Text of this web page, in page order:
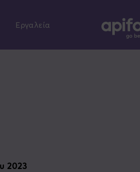
Εργαλεία
2023